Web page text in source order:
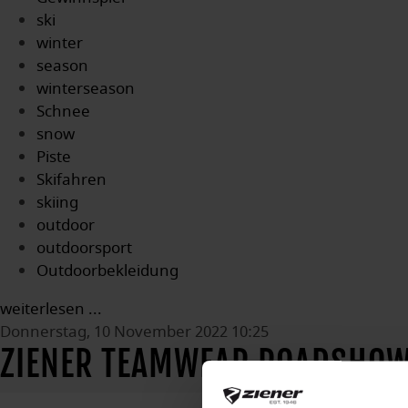
ski
winter
season
winterseason
Schnee
snow
Piste
Skifahren
skiing
outdoor
outdoorsport
Outdoorbekleidung
weiterlesen ...
Donnerstag, 10 November 2022 10:25
ZIENER TEAMWEAR